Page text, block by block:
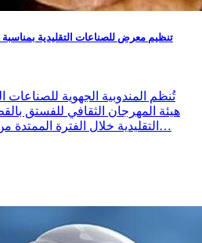
تنظيم معرض للصناعات التقليدية
تُنظم المندوبية الجهوية للصناعات
هيئة المهرجان الثقافي للفستق
التقليدية خلال الفترة الممتدة من 19 إلى 26 أوت 2026 بفضاء…